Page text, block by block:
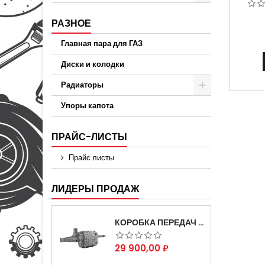
РАЗНОЕ
Главная пара для ГАЗ
Диски и колодки
Радиаторы
Упоры капота
ПРАЙС-ЛИСТЫ
Прайс листы
ЛИДЕРЫ ПРОДАЖ
КОРОБКА ПЕРЕДАЧ НА ДЛЯ АВТОМОБИЛЯ ГАЗЕЛЬ 3302 АРТИКУЛ 3302-1700010 (УСИЛЕННАЯ)
Цена
29 900,00 ₽